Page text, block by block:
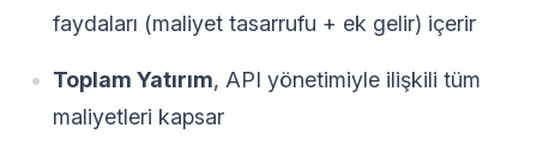
faydaları (maliyet tasarrufu + ek gelir) içerir
Toplam Yatırım, API yönetimiyle ilişkili tüm
maliyetleri kapsar